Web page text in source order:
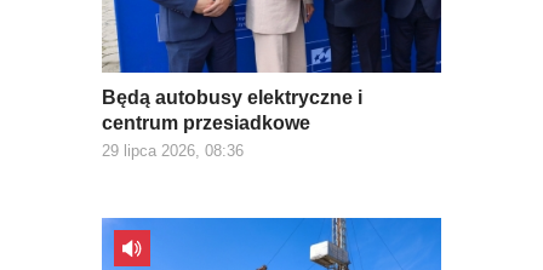
Będą autobusy elektryczne i
centrum przesiadkowe
29 lipca 2026, 08:36